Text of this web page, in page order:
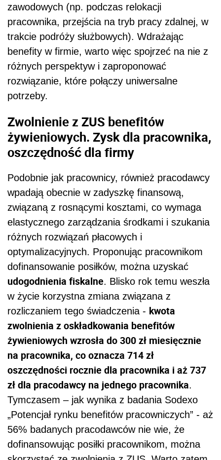
zawodowych (np. podczas relokacji
pracownika, przejścia na tryb pracy zdalnej, w
trakcie podróży służbowych). Wdrażając
benefity w firmie, warto więc spojrzeć na nie z
różnych perspektyw i zaproponować
rozwiązanie, które połączy uniwersalne
potrzeby.
Zwolnienie z ZUS benefitów
żywieniowych. Zysk dla pracownika,
oszczędność dla firmy
Podobnie jak pracownicy, również pracodawcy
wpadają obecnie w zadyszkę finansową,
związaną z rosnącymi kosztami, co wymaga
elastycznego zarządzania środkami i szukania
różnych rozwiązań płacowych i
optymalizacyjnych. Proponując pracownikom
dofinansowanie posiłków, można uzyskać
udogodnienia fiskalne. Blisko rok temu weszła
w życie korzystna zmiana związana z
rozliczaniem tego świadczenia - kwota
zwolnienia z oskładkowania benefitów
żywieniowych wzrosła do 300 zł miesięcznie
na pracownika, co oznacza 714 zł
oszczędności rocznie dla pracownika i aż 737
zł dla pracodawcy na jednego pracownika.
Tymczasem – jak wynika z badania Sodexo
„Potencjał rynku benefitów pracowniczych” - aż
56% badanych pracodawców nie wie, że
dofinansowując posiłki pracownikom, można